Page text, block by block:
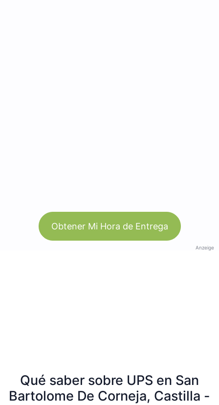
Obtener Mi Hora de Entrega
Anzeige
Qué saber sobre UPS en San
Bartolome De Corneja, Castilla -